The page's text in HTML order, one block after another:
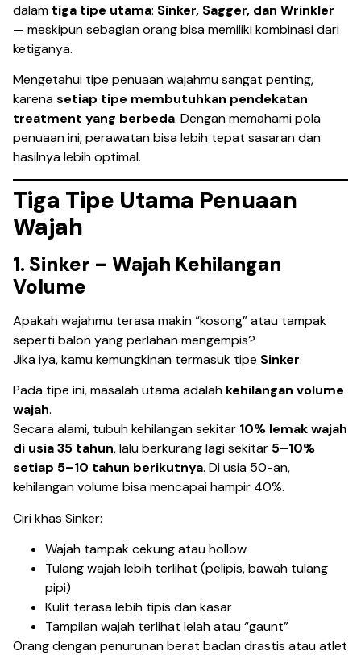
dalam tiga tipe utama: Sinker, Sagger, dan Wrinkler
— meskipun sebagian orang bisa memiliki kombinasi dari
ketiganya.
Mengetahui tipe penuaan wajahmu sangat penting,
karenasetiap tipe membutuhkan pendekatan
treatment yang berbeda. Dengan memahami pola
penuaan ini, perawatan bisa lebih tepat sasaran dan
hasilnya lebih optimal.
Tiga Tipe Utama Penuaan
Wajah
1. Sinker – Wajah Kehilangan
Volume
Apakah wajahmu terasa makin “kosong” atau tampak
seperti balon yang perlahan mengempis?
Jika iya, kamu kemungkinan termasuk tipe Sinker.
Pada tipe ini, masalah utama adalah kehilangan volume
wajah.
Secara alami, tubuh kehilangan sekitar 10% lemak wajah
di usia 35 tahun, lalu berkurang lagi sekitar 5–10%
setiap 5–10 tahun berikutnya. Di usia 50-an,
kehilangan volume bisa mencapai hampir 40%.
Ciri khas Sinker:
Wajah tampak cekung atau hollow
Tulang wajah lebih terlihat (pelipis, bawah tulang
pipi)
Kulit terasa lebih tipis dan kasar
Tampilan wajah terlihat lelah atau “gaunt”
Orang dengan penurunan berat badan drastis atau atlet